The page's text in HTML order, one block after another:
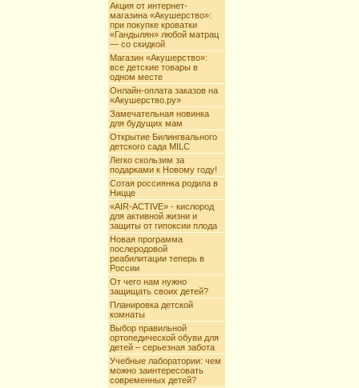
Акция от интернет-
магазина «Акушерство»:
при покупке кроватки
«Гандылян» любой матрац
— со скидкой
Магазин «Акушерство»:
все детские товары в
одном месте
Онлайн-оплата заказов на
«Акушерство.ру»
Замечательная новинка
для будущих мам
Открытие Билингвального
детского сада MILC
Легко скользим за
подарками к Новому году!
Сотая россиянка родила в
Ницце
«AIR-ACTIVE» - кислород
для активной жизни и
защиты от гипоксии плода
Новая программа
послеродовой
реабилитации теперь в
России
От чего нам нужно
защищать своих детей?
Планировка детской
комнаты
Выбор правильной
ортопедической обуви для
детей – серьезная забота
Учебные лаборатории: чем
можно заинтересовать
современных детей?